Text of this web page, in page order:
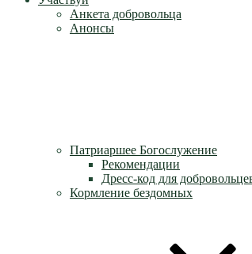
Анкета добровольца
Анонсы
Патриаршее Богослужение
Рекомендации
Дресс-код для
Кормление бездомных